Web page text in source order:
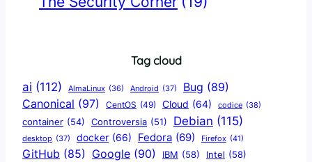
Tag cloud
ai (112) AlmaLinux (36) Android (37) Bug (89)
Canonical (97) CentOS (49) Cloud (64) codice (38)
container (54) Controversia (51) Debian (115)
desktop (37) docker (66) Fedora (69) Firefox (41)
GitHub (85) Google (90) IBM (58) Intel (58)